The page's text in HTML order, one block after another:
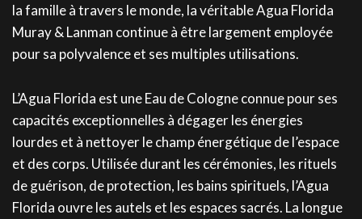
la famille à travers le monde, la véritable Agua Florida
Muray & Lanman continue à être largement employée
pour sa polyvalence et ses multiples utilisations.
L’Agua Florida est une Eau de Cologne connue pour ses
capacités exceptionnelles à dégager les énergies
lourdes et à nettoyer le champ énergétique de l’espace
et des corps. Utilisée durant les cérémonies, les rituels
de guérison, de protection, les bains spirituels, l’Agua
Florida ouvre les autels et les espaces sacrés. La longue